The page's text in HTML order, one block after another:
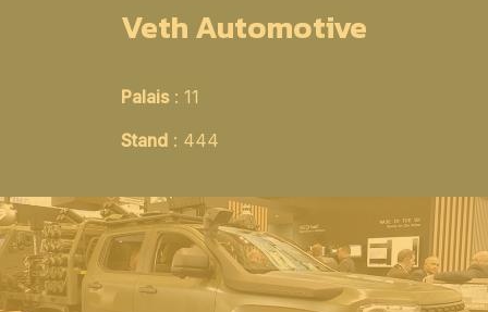
Veth Automotive
Palais: 11
Stand: 444